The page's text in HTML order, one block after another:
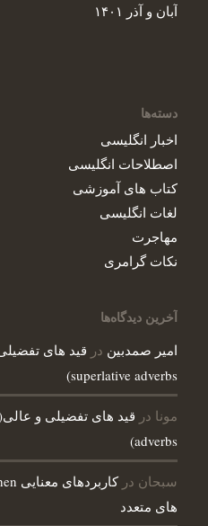
آبان و آذر ۱۴۰۱
دسته‌ها
اخبار انگلیسی
اصطلاحات انگلیسی‌
کتاب های آموزشی
لغات انگلیسی
مهاجرت
نکات گرامری
آخرین دیدگاه‌ها
امیر صمدبین در
superlative adverbs)
مونا در
adverbs)
سبحان در
های متعدد